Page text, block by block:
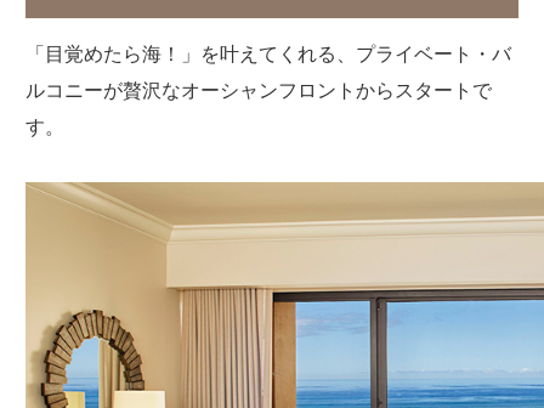
「目覚めたら海！」を叶えてくれる、プライベート・バ
ルコニーが贅沢なオーシャンフロントからスタートで
す。